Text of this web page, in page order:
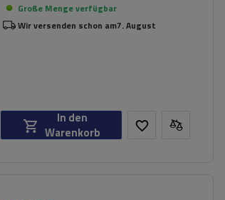
Große Menge verfügbar
Wir versenden schon am7. August
In den
Warenkorb